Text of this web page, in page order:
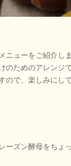
ニューをご紹介しま
のためのアレンジで
ので、楽しみにし
ーズン酵母をちょ